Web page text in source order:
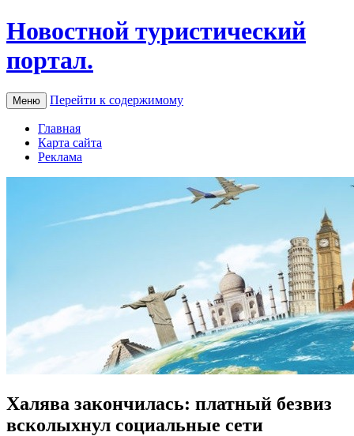
Новостной туристический
портал.
Меню Перейти к содержимому
Главная
Карта сайта
Реклама
Халява закончилась: платный безвиз
всколыхнул социальные сети